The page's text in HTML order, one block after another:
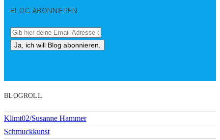
BLOG ABONNIEREN
BLOGROLL
Klimt02/Susanne Hammer
Schmuckkunst